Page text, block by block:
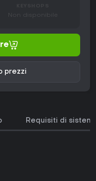
Non disponibile
prezzi
Requisiti di